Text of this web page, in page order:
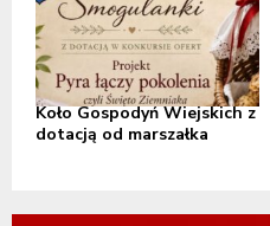
Koło Gospodyń Wiejskich z
dotacją od marszałka